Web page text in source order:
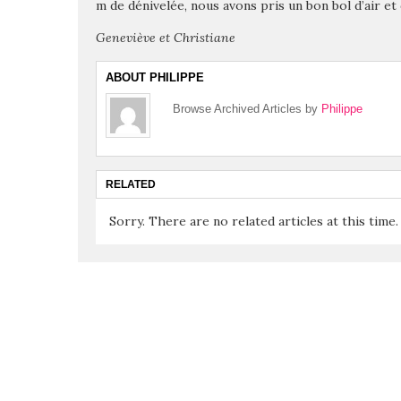
m de dénivelée, nous avons pris un bon bol d’air et
Geneviève et Christiane
ABOUT PHILIPPE
Browse Archived Articles by Philippe
RELATED
Sorry. There are no related articles at this time.